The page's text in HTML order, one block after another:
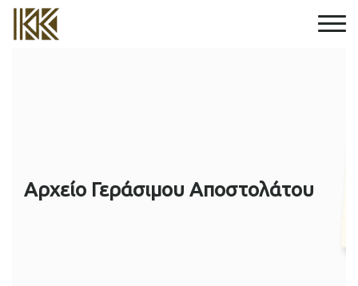
Αρχείο Γεράσιμου Αποστολάτου